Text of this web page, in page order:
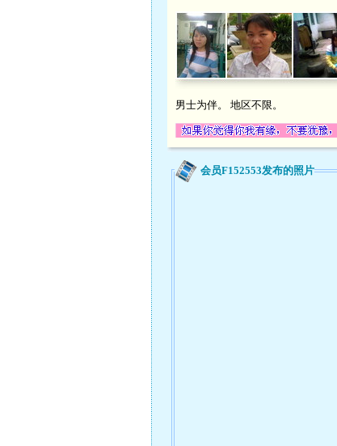
男士为伴。 地区不限。
会员F152553发布的照片